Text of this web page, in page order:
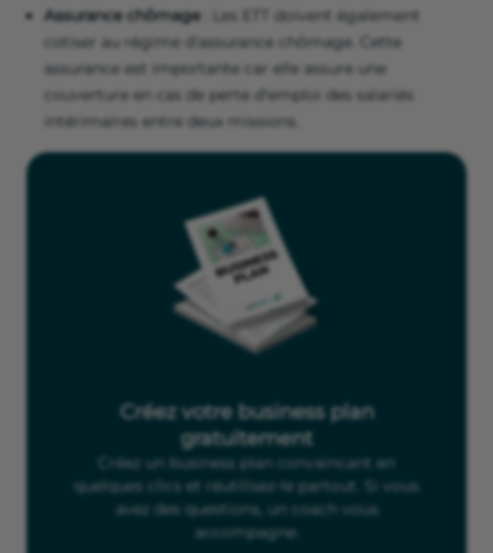
Assurance chômage
: Les ETT doivent également
cotiser au régime d'assurance chômage. Cette
assurance est importante car elle assure une
couverture en cas de perte d'emploi des salariés
intérimaires entre deux missions.
Créez votre business plan
gratuitement
Créez un business plan convaincant en
quelques clics et réutilisez-le partout. Si vous
avez des questions, un coach vous
accompagne.